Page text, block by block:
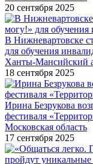
20 сентября 2025
В Нижневартовске
для обучения
Ханты-Мансийский
18 сентября 2025
Ирина Безрукова
фестиваля
Московская область
17 сентября 2025